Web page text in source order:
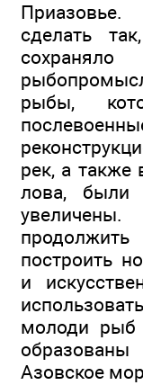
сделать
рыбы,
рек, а также
лова, были
продолжить
построить
и
молоди рыб
Азовское